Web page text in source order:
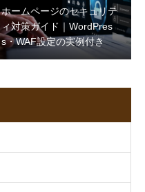
ホームページのセキュリテ
ィ対策ガイド｜WordPres
s・WAF設定の実例付き